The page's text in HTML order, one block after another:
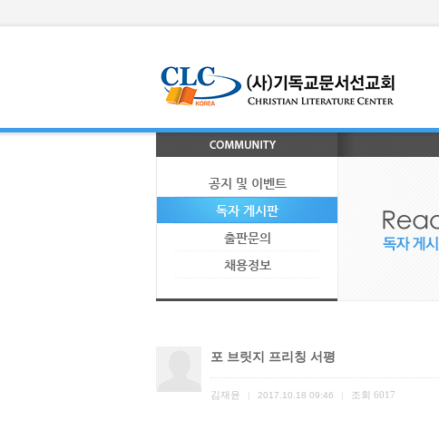
공지 및 이벤트
독자 게시판
출판문의
채용정보
포 브릿지 프리칭 서평
김재윤 2017.10.18 09:46 조회 6017